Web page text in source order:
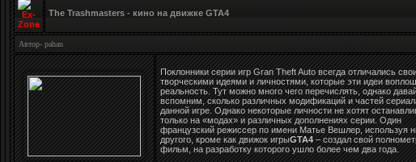
The Trashmasters - кино на движке GTA4
Автор- pahan
Поклонники серии игр Gran Theft Auto всегда отличались
творческими идеями и личностями, которые эти идеи
реальность. Тут можно много чего перечислять, однако
вспомним, сколько различных модификаций и частей
данной игре. Однако некоторые личности не хотят
только на «модах» и различных дополнениях серии. Один
французский режиссер по имени Матье Вешлер, используя
другого, кроме как движок игрыGTA4– создал свой
фильм, на разработку которого ушло более чем два года.